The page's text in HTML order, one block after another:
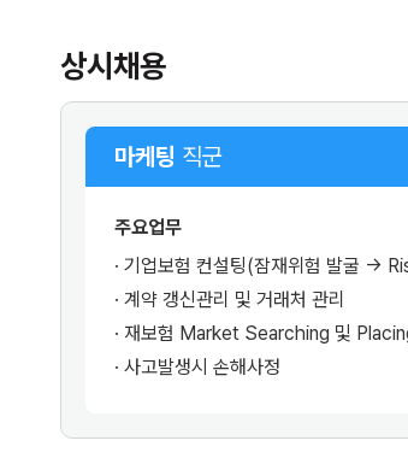
상시채용
마케팅 직군
주요업무
· 기업보험 컨설팅(잠재위험 발굴 →
· 계약 갱신관리 및 거래처 관리
· 재보험 Market Searching 및
· 사고발생시 손해사정